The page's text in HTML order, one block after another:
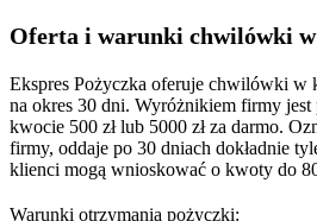
Oferta i warunki chwilówki w
Ekspres Pożyczka oferuje chwilówki w
na okres 30 dni. Wyróżnikiem firmy
kwocie 500 zł lub 5000 zł za darmo.
firmy, oddaje po 30 dniach dokładnie
klienci mogą wnioskować o kwoty do
Warunki otrzymania pożyczki: